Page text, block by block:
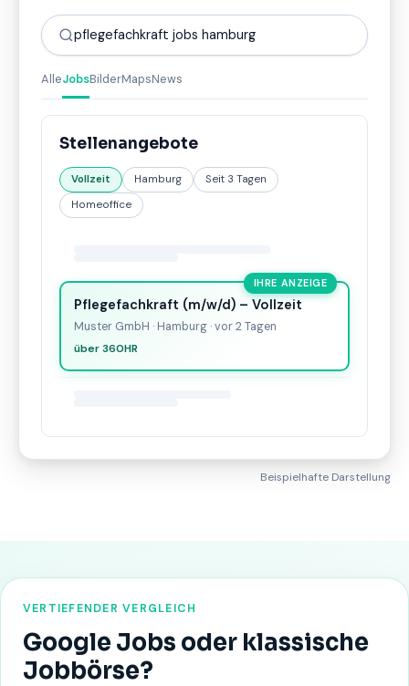
pflegefachkraft jobs hamburg
AlleJobsBilderMapsNews
Stellenangebote
Vollzeit Hamburg
Seit 3 Tagen
Homeoffice
IHRE ANZEIGE
Pflegefachkraft (m/w/d) – Vollzeit
Muster GmbH · Hamburg · vor 2 Tagen
über 360HR
Beispielhafte Darstellung
VERTIEFENDER VERGLEICH
Google Jobs oder klassische
Jobbörse?